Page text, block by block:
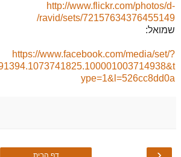
http://www.flickr.com/photos/d-
ravid/sets/72157634376455149
/
שמואל:
https://www.facebook.com/media/set/?
ype=1&l=526cc8dd0a